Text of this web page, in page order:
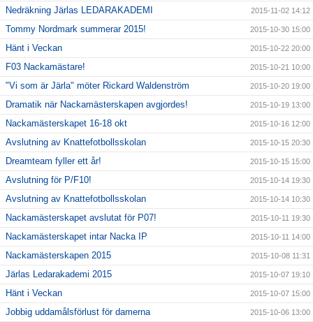
Nedräkning Järlas LEDARAKADEMI 2015-11-02 14:12
Tommy Nordmark summerar 2015! 2015-10-30 15:00
Hänt i Veckan 2015-10-22 20:00
F03 Nackamästare! 2015-10-21 10:00
"Vi som är Järla" möter Rickard Waldenström 2015-10-20 19:00
Dramatik när Nackamästerskapen avgjordes! 2015-10-19 13:00
Nackamästerskapet 16-18 okt 2015-10-16 12:00
Avslutning av Knattefotbollsskolan 2015-10-15 20:30
Dreamteam fyller ett år! 2015-10-15 15:00
Avslutning för P/F10! 2015-10-14 19:30
Avslutning av Knattefotbollsskolan 2015-10-14 10:30
Nackamästerskapet avslutat för P07! 2015-10-11 19:30
Nackamästerskapet intar Nacka IP 2015-10-11 14:00
Nackamästerskapen 2015 2015-10-08 11:31
Järlas Ledarakademi 2015 2015-10-07 19:10
Hänt i Veckan 2015-10-07 15:00
Jobbig uddamålsförlust för damerna 2015-10-06 13:00